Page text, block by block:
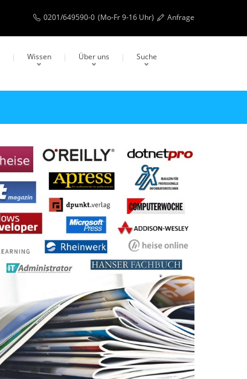
0201/649590-0 (Mo-Fr 9-16 Uhr) Anfrage
Wissen Über uns Suche